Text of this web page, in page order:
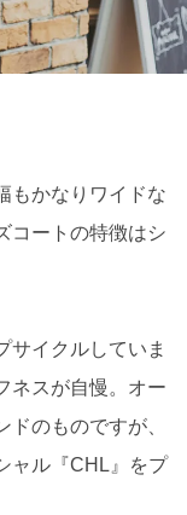
もかなりワイドな
コートの特徴はシ
サイクルしていま
ネスが自慢。オー
のものですが、
ャル『CHL』をプ